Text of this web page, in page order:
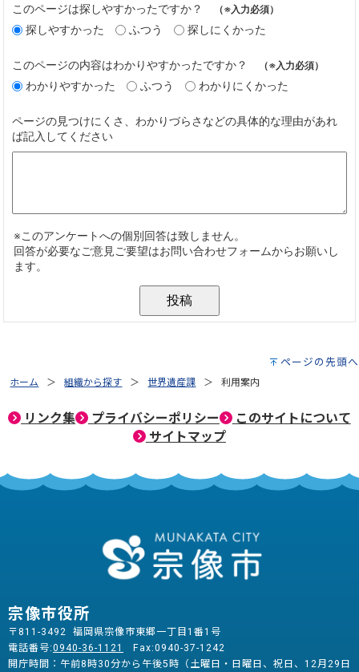
ページの先頭へ
ホーム 組織から探す 世界遺産課 利用案内
リンク集 プライバシーポリシー
このサイトについて
サイトマップ
宗像市役所
〒811-3492 福岡県宗像市東郷一丁目1番1号
電話番号:0940-36-1121
Fax:0940-37-1242
開庁時間：午前8時30分から午後5時（土曜日・日曜日、祝日、12月29日